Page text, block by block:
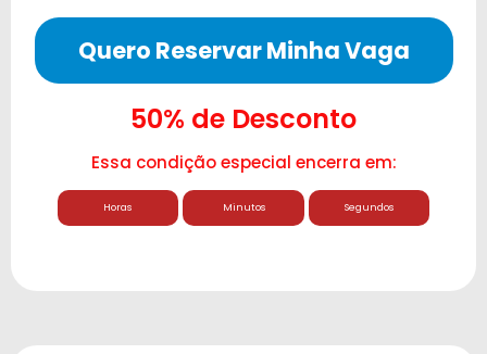
Quero Reservar Minha Vaga
50% de Desconto
Essa condição especial encerra em:
Horas Minutos Segundos